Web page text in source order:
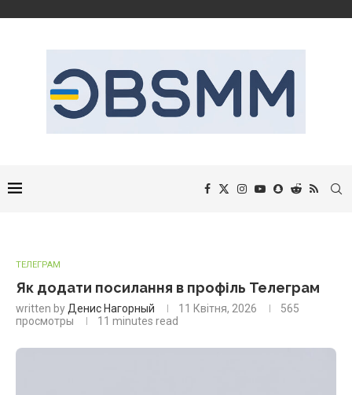
ТЕЛЕГРАМ
Як додати посилання в профіль Телеграм
written by Денис Нагорный 11 Квітня, 2026
565
просмотры
11 minutes read